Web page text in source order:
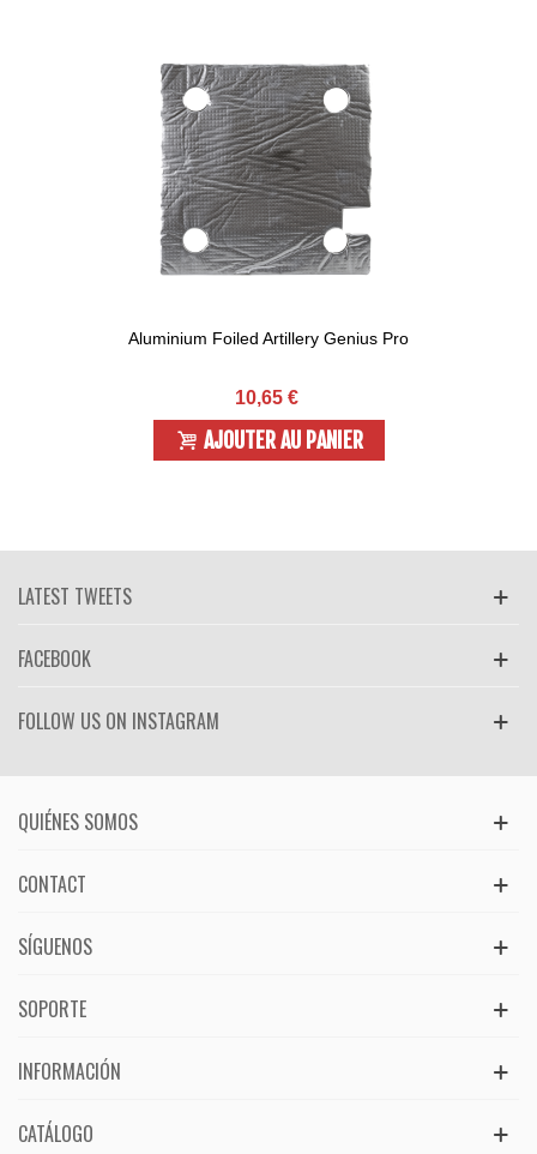
Aluminium Foiled Artillery Genius Pro
10,65 €
AJOUTER AU PANIER
LATEST TWEETS
FACEBOOK
FOLLOW US ON INSTAGRAM
QUIÉNES SOMOS
CONTACT
SÍGUENOS
SOPORTE
INFORMACIÓN
CATÁLOGO